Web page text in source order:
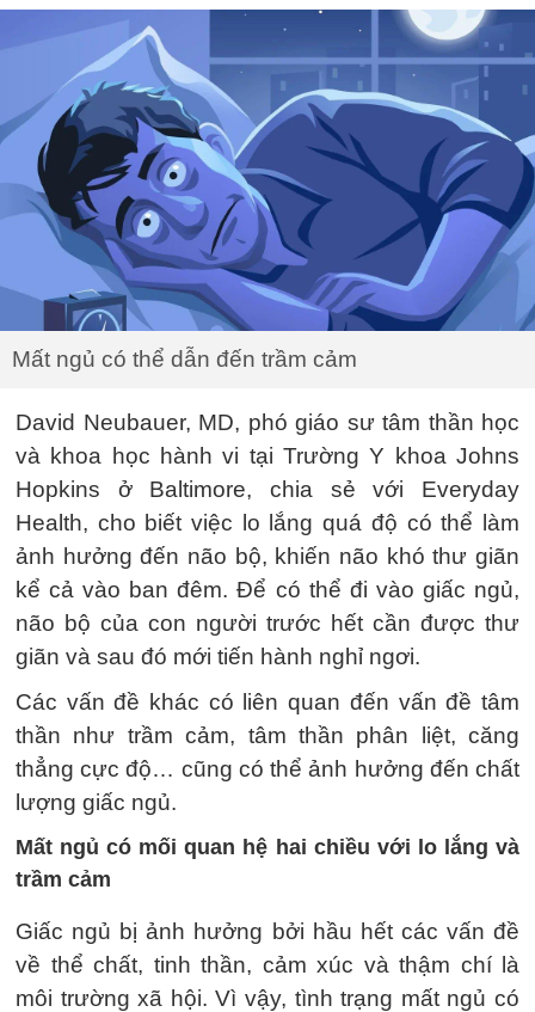
Mất ngủ có thể dẫn đến trầm cảm
David Neubauer, MD, phó giáo sư tâm thần học
và khoa học hành vi tại Trường Y khoa Johns
Hopkins ở Baltimore, chia sẻ với Everyday
Health, cho biết việc lo lắng quá độ có thể làm
ảnh hưởng đến não bộ, khiến não khó thư giãn
kể cả vào ban đêm. Để có thể đi vào giấc ngủ,
não bộ của con người trước hết cần được thư
giãn và sau đó mới tiến hành nghỉ ngơi.
Các vấn đề khác có liên quan đến vấn đề tâm
thần như trầm cảm, tâm thần phân liệt, căng
thẳng cực độ… cũng có thể ảnh hưởng đến chất
lượng giấc ngủ.
Mất ngủ có mối quan hệ hai chiều với lo lắng và
trầm cảm
Giấc ngủ bị ảnh hưởng bởi hầu hết các vấn đề
về thể chất, tinh thần, cảm xúc và thậm chí là
môi trường xã hội. Vì vậy, tình trạng mất ngủ có